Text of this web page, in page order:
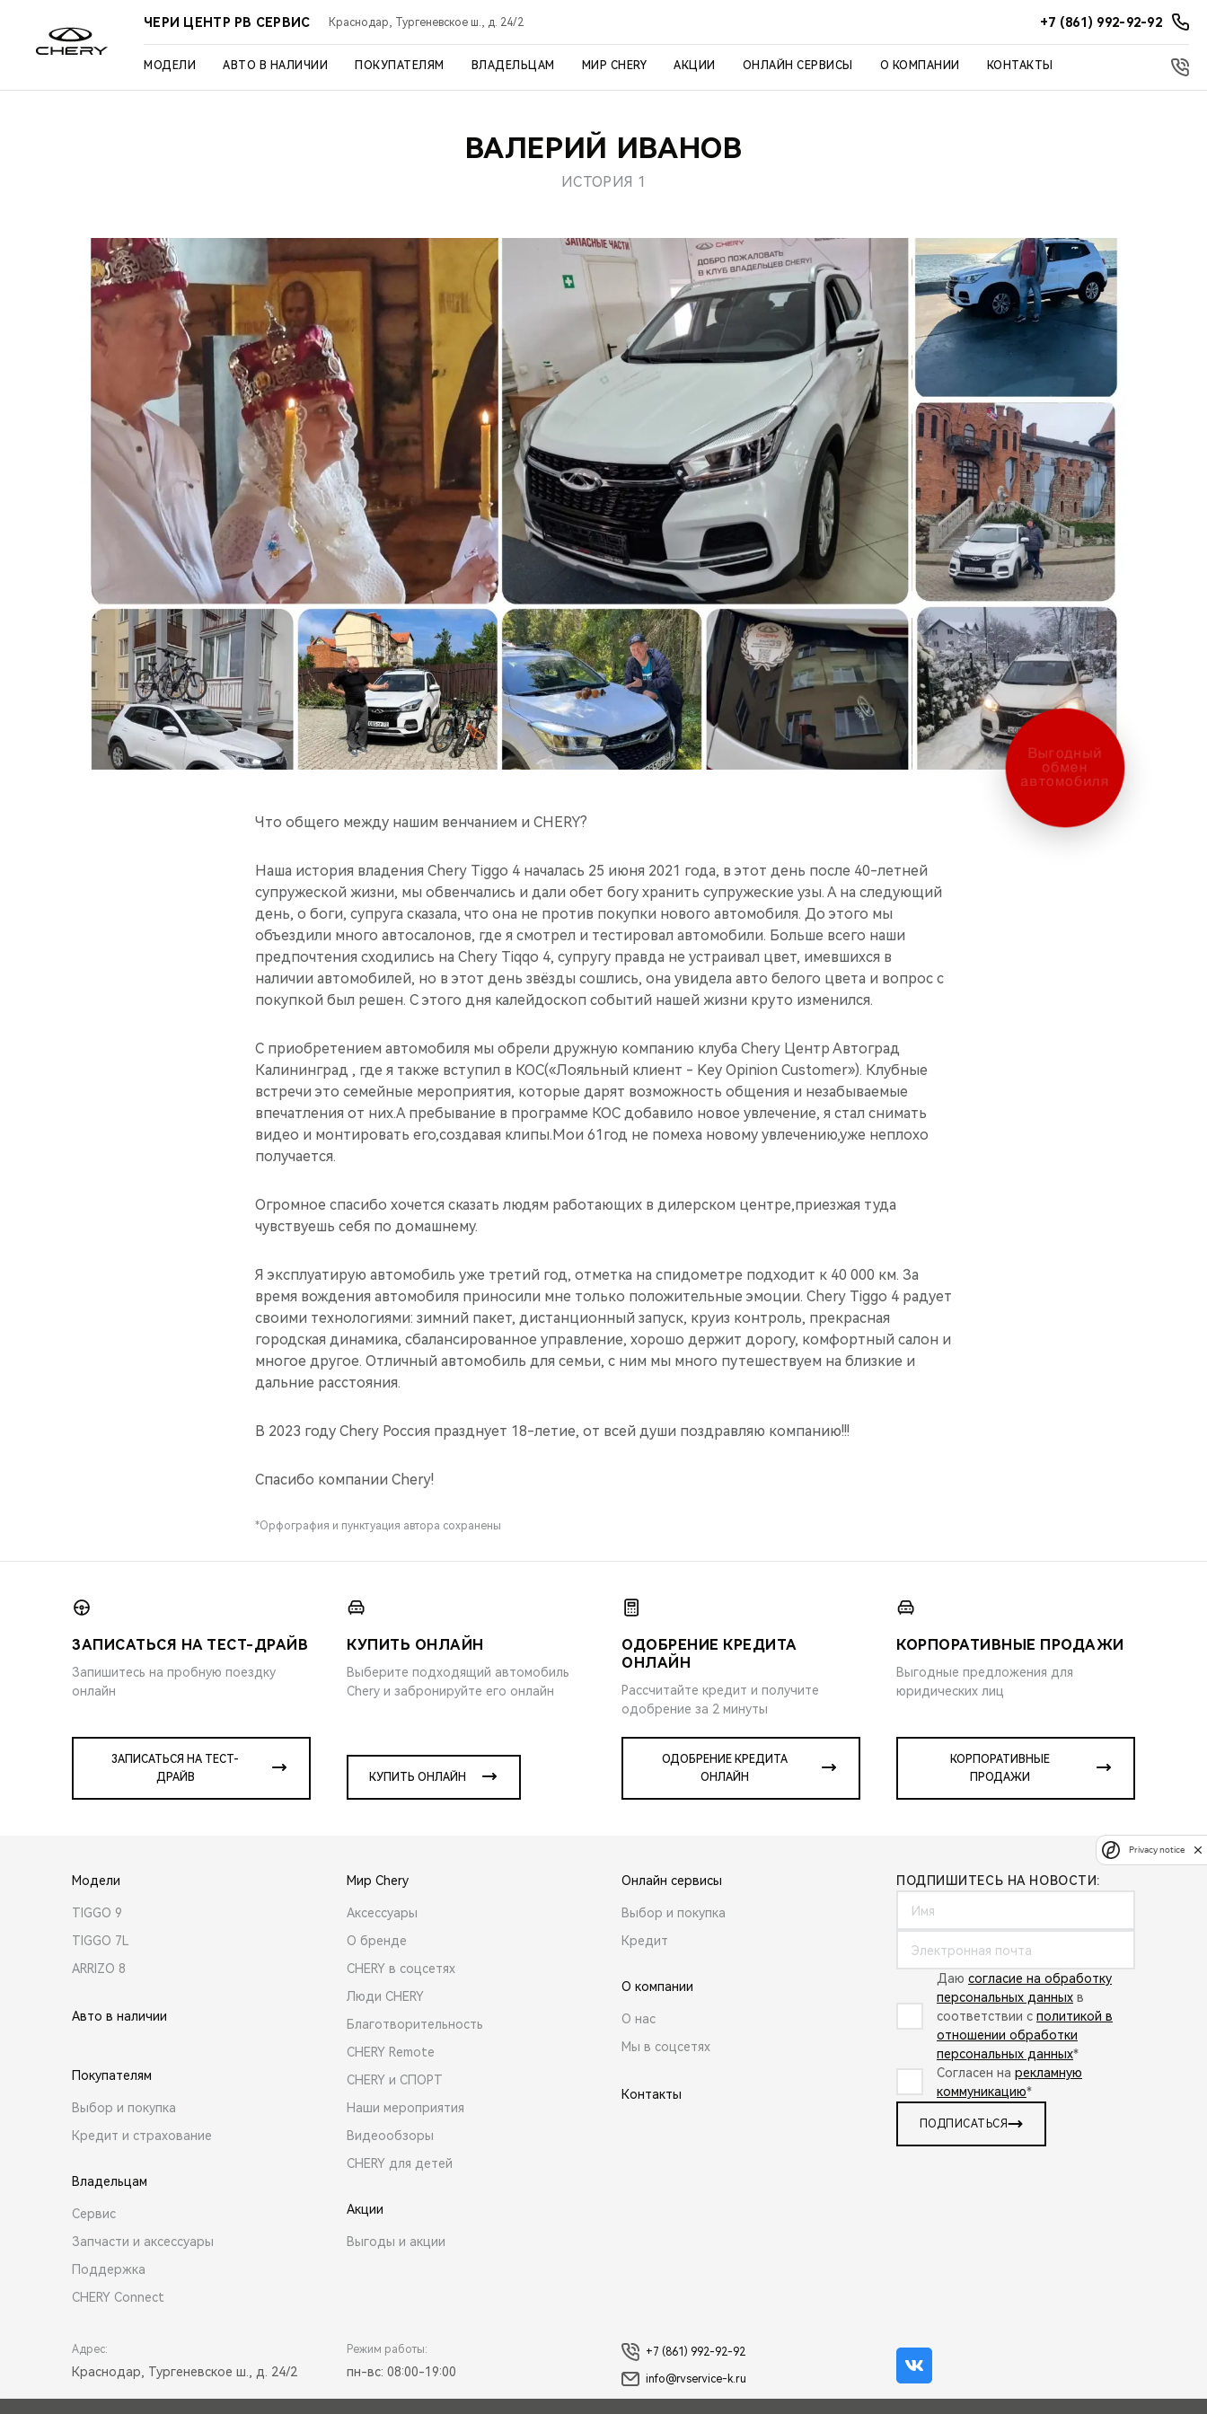
ЧЕРИ ЦЕНТР РВ СЕРВИС Краснодар, Тургеневское ш., д. 24/2 +7 (861) 992-92-92
МОДЕЛИ АВТО В НАЛИЧИИ ПОКУПАТЕЛЯМ ВЛАДЕЛЬЦАМ МИР CHERY АКЦИИ ОНЛАЙН СЕРВИСЫ О КОМПАНИИ КОНТАКТЫ
ВАЛЕРИЙ ИВАНОВ
ИСТОРИЯ 1
Что общего между нашим венчанием и CHERY?
Наша история владения Chery Tiggo 4 началась 25 июня 2021 года, в этот день после 40-летней
супружеской жизни, мы обвенчались и дали обет богу хранить супружеские узы. А на следующий
день, о боги, супруга сказала, что она не против покупки нового автомобиля. До этого мы
объездили много автосалонов, где я смотрел и тестировал автомобили. Больше всего наши
предпочтения сходились на Chery Tiqqo 4, супругу правда не устраивал цвет, имевшихся в
наличии автомобилей, но в этот день звёзды сошлись, она увидела авто белого цвета и вопрос с
покупкой был решен. С этого дня калейдоскоп событий нашей жизни круто изменился.
С приобретением автомобиля мы обрели дружную компанию клуба Chery Центр Автоград
Калининград , где я также вступил в КОС(«Лояльный клиент - Key Opinion Customer»). Клубные
встречи это семейные мероприятия, которые дарят возможность общения и незабываемые
впечатления от них.А пребывание в программе КОС добавило новое увлечение, я стал снимать
видео и монтировать его,создавая клипы.Мои 61год не помеха новому увлечению,уже неплохо
получается.
Огромное спасибо хочется сказать людям работающих в дилерском центре,приезжая туда
чувствуешь себя по домашнему.
Я эксплуатирую автомобиль уже третий год, отметка на спидометре подходит к 40 000 км. За
время вождения автомобиля приносили мне только положительные эмоции. Chery Tiggo 4 радует
своими технологиями: зимний пакет, дистанционный запуск, круиз контроль, прекрасная
городская динамика, сбалансированное управление, хорошо держит дорогу, комфортный салон и
многое другое. Отличный автомобиль для семьи, с ним мы много путешествуем на близкие и
дальние расстояния.
В 2023 году Chery Россия празднует 18-летие, от всей души поздравляю компанию!!!
Спасибо компании Chery!
*Орфография и пунктуация автора сохранены
ЗАПИСАТЬСЯ НА ТЕСТ-ДРАЙВ
Запишитесь на пробную поездку
онлайн
ЗАПИСАТЬСЯ НА ТЕСТ-
ДРАЙВ
КУПИТЬ ОНЛАЙН
Выберите подходящий автомобиль
Chery и забронируйте его онлайн
КУПИТЬ ОНЛАЙН
ОДОБРЕНИЕ КРЕДИТА
ОНЛАЙН
Рассчитайте кредит и получите
одобрение за 2 минуты
ОДОБРЕНИЕ КРЕДИТА
ОНЛАЙН
КОРПОРАТИВНЫЕ ПРОДАЖИ
Выгодные предложения для
юридических лиц
КОРПОРАТИВНЫЕ
ПРОДАЖИ
Модели
TIGGO 9
TIGGO 7L
ARRIZO 8
Авто в наличии
Покупателям
Выбор и покупка
Кредит и страхование
Владельцам
Сервис
Запчасти и аксессуары
Поддержка
CHERY Connect
Мир Chery
Аксессуары
О бренде
CHERY в соцсетях
Люди CHERY
Благотворительность
CHERY Remote
CHERY и СПОРТ
Наши мероприятия
Видеообзоры
CHERY для детей
Акции
Выгоды и акции
Онлайн сервисы
Выбор и покупка
Кредит
О компании
О нас
Мы в соцсетях
Контакты
ПОДПИШИТЕСЬ НА НОВОСТИ:
Даю согласие на обработку
персональных данных в
соответствии с политикой в
отношении обработки
персональных данных*
Согласен на рекламную
коммуникацию*
ПОДПИСАТЬСЯ
Адрес:
Краснодар, Тургеневское ш., д. 24/2
Режим работы:
пн-вс: 08:00-19:00
+7 (861) 992-92-92
info@rvservice-k.ru
Выгодный
обмен
автомобиля
Privacy notice